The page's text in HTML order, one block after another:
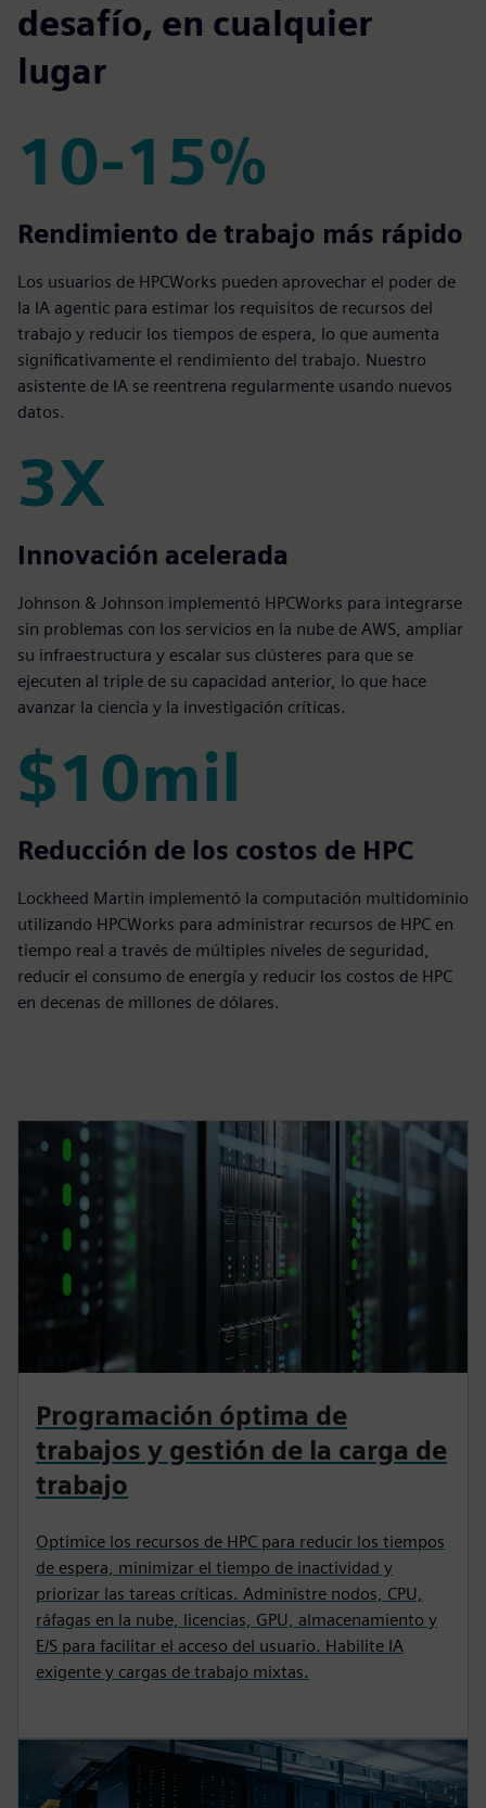
desafío, en cualquier
lugar
10-15%
10-15%
Rendimiento de trabajo más rápido
Los usuarios de HPCWorks pueden aprovechar el poder de
la IA agentic para estimar los requisitos de recursos del
trabajo y reducir los tiempos de espera, lo que aumenta
significativamente el rendimiento del trabajo. Nuestro
asistente de IA se reentrena regularmente usando nuevos
datos.
3X
3X
Innovación acelerada
Johnson & Johnson implementó HPCWorks para integrarse
sin problemas con los servicios en la nube de AWS, ampliar
su infraestructura y escalar sus clústeres para que se
ejecuten al triple de su capacidad anterior, lo que hace
avanzar la ciencia y la investigación críticas.
$10mil
$10mil
Reducción de los costos de HPC
Lockheed Martin implementó la computación multidominio
utilizando HPCWorks para administrar recursos de HPC en
tiempo real a través de múltiples niveles de seguridad,
reducir el consumo de energía y reducir los costos de HPC
en decenas de millones de dólares.
Programación óptima de
trabajos y gestión de la carga de
trabajo
Optimice los recursos de HPC para reducir los tiempos
de espera, minimizar el tiempo de inactividad y
priorizar las tareas críticas. Administre nodos, CPU,
ráfagas en la nube, licencias, GPU, almacenamiento y
E/S para facilitar el acceso del usuario. Habilite IA
exigente y cargas de trabajo mixtas.